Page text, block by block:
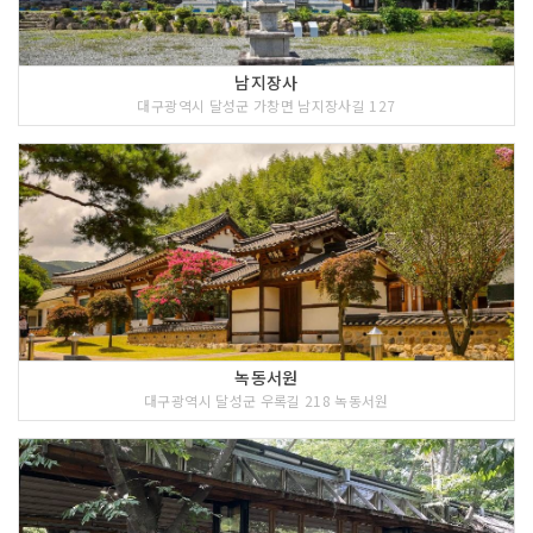
남지장사
대구광역시 달성군 가창면 남지장사길 127
녹동서원
대구광역시 달성군 우록길 218 녹동서원